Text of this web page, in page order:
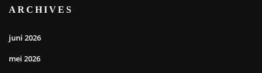
ARCHIVES
juni 2026
mei 2026